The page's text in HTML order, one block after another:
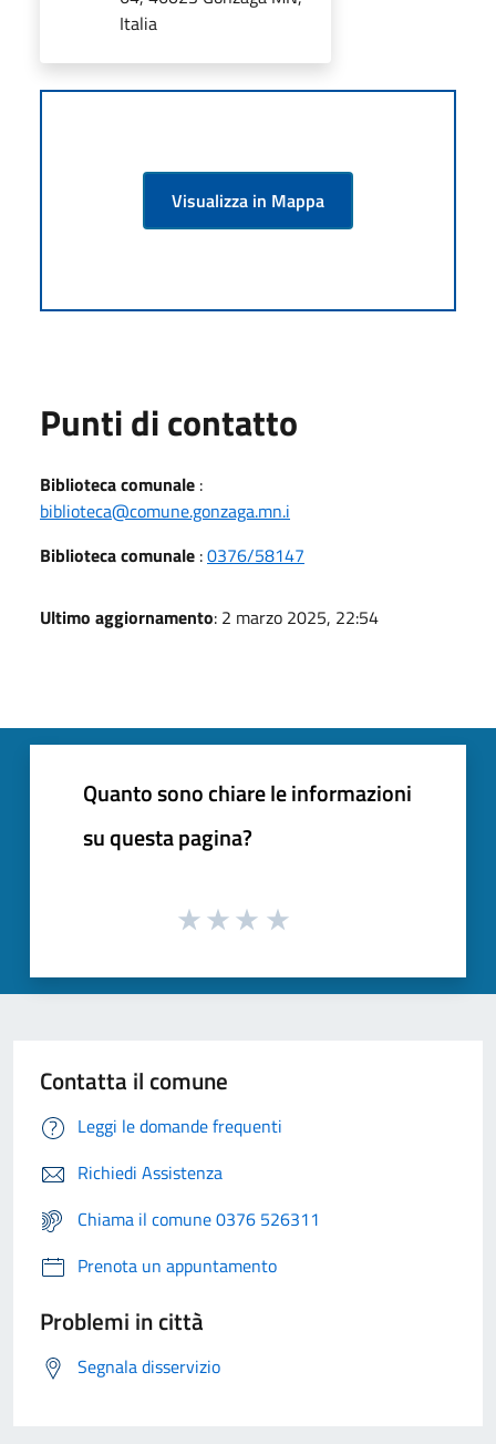
Italia
Visualizza in Mappa
Punti di contatto
Biblioteca comunale :
biblioteca@comune.gonzaga.mn.i
Biblioteca comunale :0376/58147
Ultimo aggiornamento: 2 marzo 2025, 22:54
Quanto sono chiare le informazioni
su questa pagina?
Contatta il comune
Leggi le domande frequenti
Richiedi Assistenza
Chiama il comune 0376 526311
Prenota un appuntamento
Problemi in città
Segnala disservizio